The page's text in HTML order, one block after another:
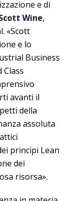
e di
Wine,
«Scott
e lo
Business
Class
avanti il
della
assoluta
principi Lean
dei
risorsa».